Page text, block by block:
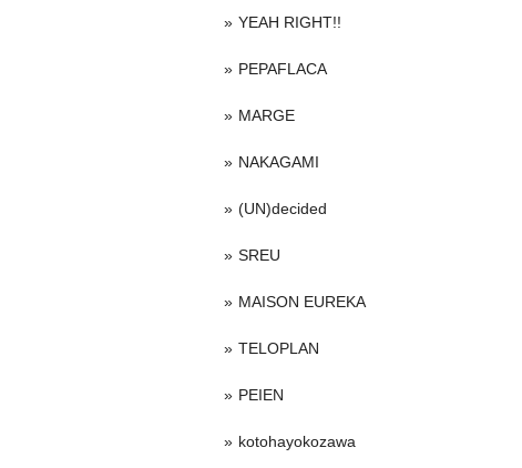
YEAH RIGHT!!
PEPAFLACA
MARGE
NAKAGAMI
(UN)decided
SREU
MAISON EUREKA
TELOPLAN
PEIEN
kotohayokozawa